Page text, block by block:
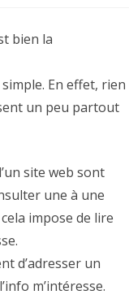
bien la
En effet, rien
un peu partout
site web sont
une à une
impose de lire
d’adresser un
m’intéresse.